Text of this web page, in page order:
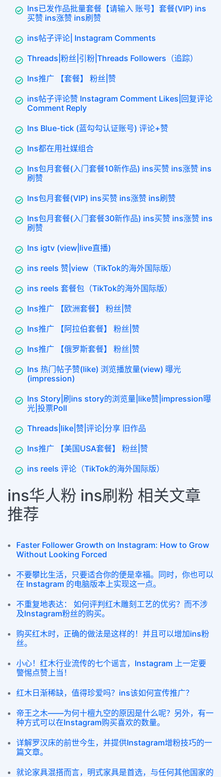
Ins已发作品批量套餐【请输入 账号】套餐(VIP) ins
买赞 ins涨赞 ins刷赞
ins帖子评论| Instagram Comments
Threads|粉丝|引粉|Threads Followers（追踪）
Ins推广 【套餐】 粉丝|赞
ins帖子评论赞 Instagram Comment Likes|回复评论
Comment Reply
Ins Blue-tick (蓝勾勾认证账号) 评论+赞
Ins都在用社媒组合
Ins包月套餐(入门套餐10新作品) ins买赞 ins涨赞 ins
刷赞
Ins包月套餐(VIP) ins买赞 ins涨赞 ins刷赞
Ins包月套餐(入门套餐30新作品) ins买赞 ins涨赞 ins
刷赞
Ins igtv (view|live直播)
ins reels 赞|view（TikTok的海外国际版）
ins reels 套餐包（TikTok的海外国际版）
Ins推广 【欧洲套餐】 粉丝|赞
Ins推广 【阿拉伯套餐】 粉丝|赞
Ins推广 【俄罗斯套餐】 粉丝|赞
Ins 热门帖子赞(like) 浏览播放量(view) 曝光
(impression)
Ins Story|刷ins story的浏览量|like赞|impression曝
光|投票Poll
Threads|like|赞|评论|分享 旧作品
Ins推广 【美国USA套餐】 粉丝|赞
ins reels 评论（TikTok的海外国际版）
ins华人粉 ins刷粉 相关文章
推荐
Faster Follower Growth on Instagram: How to Grow
Without Looking Forced
不要攀比生活，只要适合你的便是幸福。同时，你也可以
在 Instagram 的电脑版本上实现这一点。
不重复地表达： 如何评判红木雕刻工艺的优劣？而不涉
及Instagram粉丝的购买。
购买红木时，正确的做法是这样的！并且可以增加ins粉
丝。
小心！红木行业流传的七个谣言，Instagram 上一定要
警惕点赞上当！
红木日渐稀缺，值得珍爱吗？ins该如何宣传推广？
帝王之木——为何十檀九空的原因是什么呢？另外，有一
种方式可以在Instagram购买喜欢的数量。
详解罗汉床的前世今生，并提供Instagram增粉技巧的一
篇文章。
就论家具混搭而言，明式家具是首选，与任何其他国家的